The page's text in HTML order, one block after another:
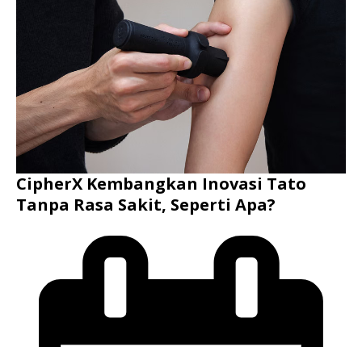
CipherX Kembangkan Inovasi Tato
Tanpa Rasa Sakit, Seperti Apa?